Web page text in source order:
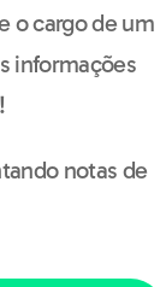
o cargo de um
informações